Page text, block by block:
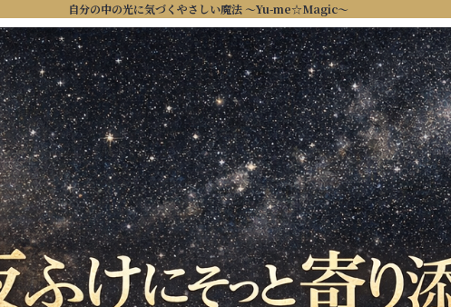
自分の中の光に気づくやさしい魔法 ～Yu-me☆Magic～